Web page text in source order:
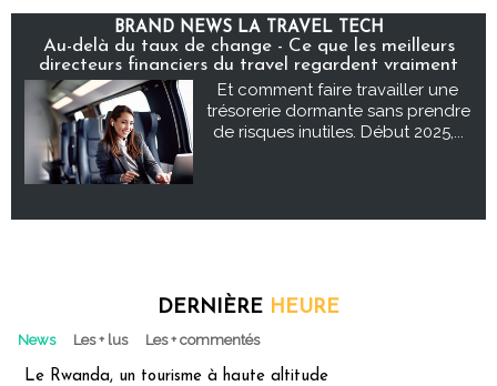
BRAND NEWS LA TRAVEL TECH
Au-delà du taux de change - Ce que les meilleurs
directeurs financiers du travel regardent vraiment
Et comment faire travailler une
trésorerie dormante sans prendre
de risques inutiles. Début 2025,...
DERNIÈRE HEURE
News Les + lus Les + commentés
Le Rwanda, un tourisme à haute altitude